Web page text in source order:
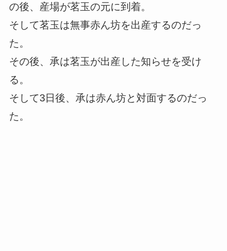
の後、産場が茗玉の元に到着。
そして茗玉は無事赤ん坊を出産するのだっ
た。
その後、承は茗玉が出産した知らせを受け
る。
そして3日後、承は赤ん坊と対面するのだっ
た。